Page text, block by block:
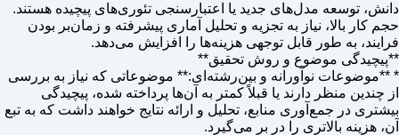
دانش، توسعه مدل‌های جدید یا اعتبارسنجی تئوری‌های پیچیده هستند.
حجم کار بالا، نیاز به تجزیه و تحلیل آماری پیشرفته و زمان‌بر بودن
فرایند، به طور قابل توجهی هزینه‌ها را افزایش می‌دهد.
**پیچیدگی موضوع و روش تحقیق**
* **موضوعات نوآورانه و بین‌رشته‌ای:** موضوعاتی که نیاز به بررسی
از چندین منظر دارند یا قبلاً کمتر به آن‌ها پرداخته شده، پیچیدگی
بیشتری در جمع‌آوری منابع، تحلیل و ارائه نتایج خواهند داشت که به تبع
آن، هزینه بالاتری را در بر می‌گیرد.